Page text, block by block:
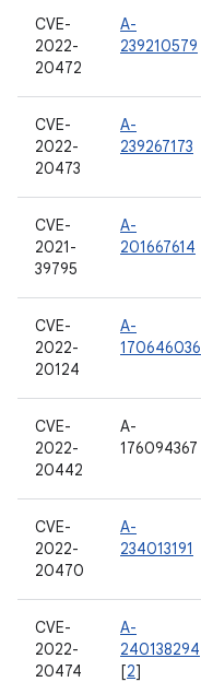
CVE-
2022-
20472
A-
239210579
CVE-
2022-
20473
A-
239267173
CVE-
2021-
39795
A-
201667614
CVE-
2022-
20124
A-
170646036
CVE-
2022-
20442
A-
176094367
CVE-
2022-
20470
A-
234013191
CVE-
2022-
20474
A-
240138294
[2]